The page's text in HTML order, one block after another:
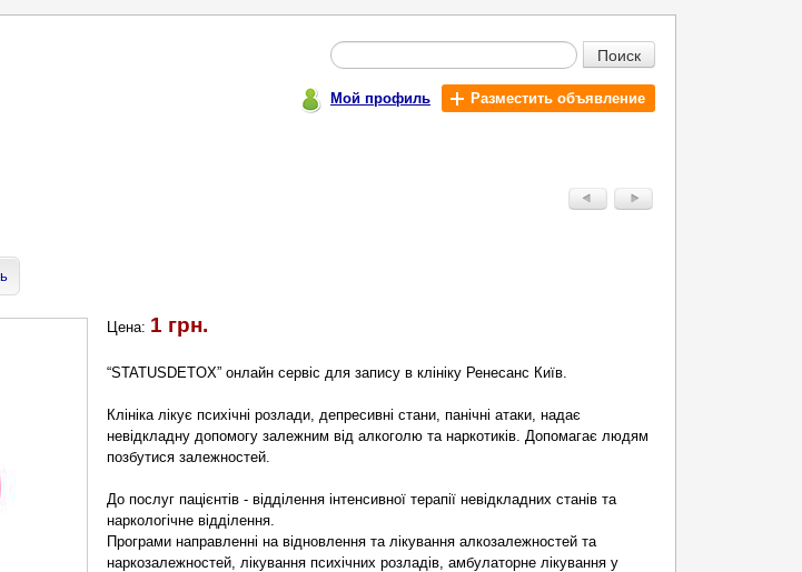
Поиск
Мой профиль Разместить объявление
Цена: 1 грн.
“STATUSDETOX” онлайн сервіс для запису в клініку Ренесанс Київ.
Клініка лікує психічні розлади, депресивні стани, панічні атаки, надає
невідкладну допомогу залежним від алкоголю та наркотиків. Допомагає людям
позбутися залежностей.
До послуг пацієнтів - відділення інтенсивної терапії невідкладних станів та
наркологічне відділення.
Програми направленні на відновлення та лікування алкозалежностей та
наркозалежностей, лікування психічних розладів, амбулаторне лікування у